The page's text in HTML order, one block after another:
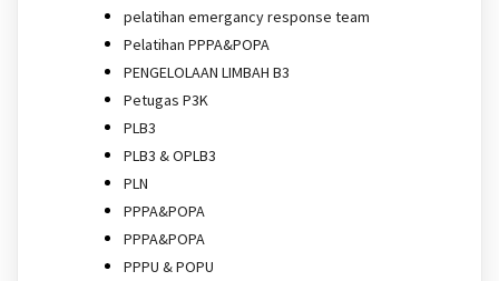
pelatihan emergancy response team
Pelatihan PPPA&POPA
PENGELOLAAN LIMBAH B3
Petugas P3K
PLB3
PLB3 & OPLB3
PLN
PPPA&POPA
PPPA&POPA
PPPU & POPU